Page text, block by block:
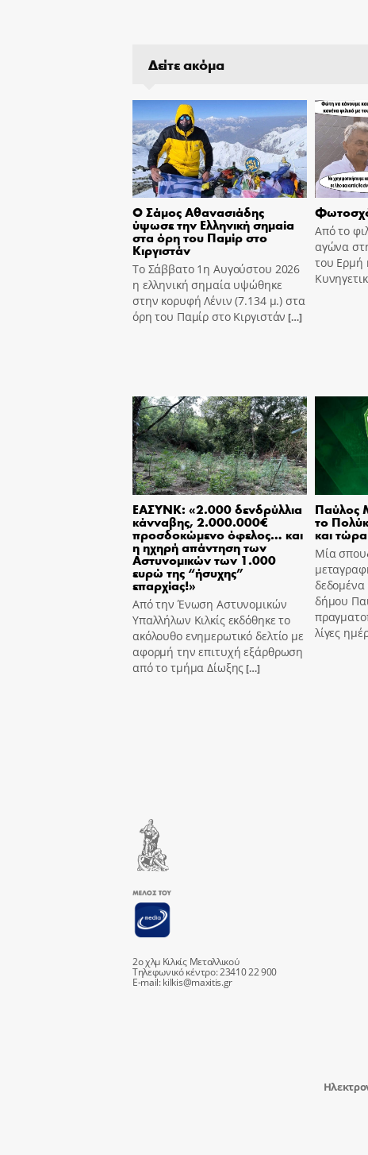
Δείτε ακόμα
Ο Σάμος Αθανασιάδης
ύψωσε την Ελληνική σημαία
στα όρη του Παμίρ στο
Κιργιστάν
Το Σάββατο 1η Αυγούστου 2026
η ελληνική σημαία υψώθηκε
στην κορυφή Λένιν (7.134 μ.) στα
όρη του Παμίρ στο Κιργιστάν […]
Από το
αγώνα
του Ερμή
ΕΑΣΥΝΚ: «2.000 δενδρύλλια
κάνναβης, 2.000.000€
προσδοκώμενο όφελος… και
η ηχηρή απάντηση των
Αστυνομικών των 1.000
ευρώ της “ήσυχης”
επαρχίας!»
Από την Ένωση Αστυνομικών
Υπαλλήλων Κιλκίς εκδόθηκε το
ακόλουθο ενημερωτικό δελτίο με
αφορμή την επιτυχή εξάρθρωση
από το τμήμα Δίωξης[…]
Παύλος
το
και
Μία
δεδομένα
δήμου
λίγες
2ο χλμ Κιλκίς Μεταλλικού
Τηλεφωνικό κέντρο: 23410 22 900
E-mail:kilkis@maxitis.gr